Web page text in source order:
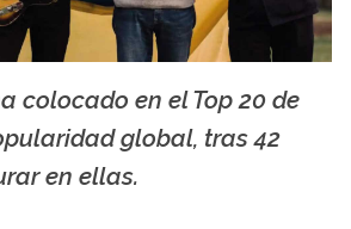
colocado en el Top 20 de
global, tras 42
en ellas.